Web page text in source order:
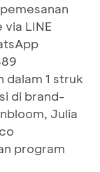
LINE
dalam 1 struk
di brand-
Julia
program